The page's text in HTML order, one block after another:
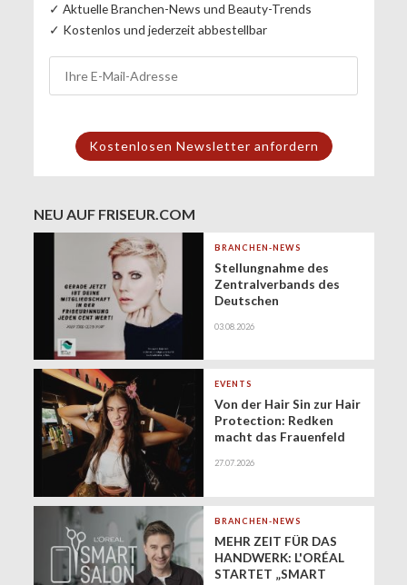
✓ Aktuelle Branchen-News und Beauty-Trends
✓ Kostenlos und jederzeit abbestellbar
NEU AUF FRISEUR.COM
BRANCHEN-NEWS
Stellungnahme des
Zentralverbands des
Deutschen
Zukunft der
(Minijobs)
03.08.2026
EVENTS
Von der Hair Sin zur Hair
Protection: Redken
macht das Frauenfeld
gesundes Haar
27.07.2026
BRANCHEN-NEWS
MEHR ZEIT FÜR DAS
HANDWERK: L'ORÉAL
STARTET „SMART